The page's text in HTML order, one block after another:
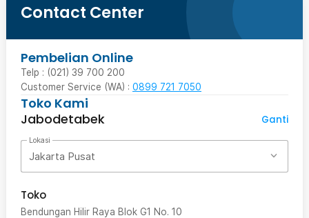
Contact Center
Pembelian Online
Telp : (021) 39 700 200
Customer Service (WA) : 0899 721 7050
Toko Kami
Jabodetabek
Ganti
Lokasi
Jakarta Pusat
Toko
Bendungan Hilir Raya Blok G1 No. 10